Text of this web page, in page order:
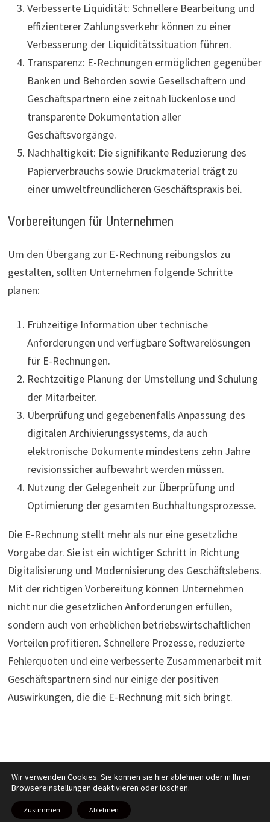
Verbesserte Liquidität: Schnellere Bearbeitung und
effizienterer Zahlungsverkehr können zu einer
Verbesserung der Liquiditätssituation führen.
Transparenz: E-Rechnungen ermöglichen gegenüber
Banken und Behörden sowie Gesellschaftern und
Geschäftspartnern eine zeitnah lückenlose und
transparente Dokumentation aller
Geschäftsvorgänge.
Nachhaltigkeit: Die signifikante Reduzierung des
Papierverbrauchs sowie Druckmaterial trägt zu
einer umweltfreundlicheren Geschäftspraxis bei.
Vorbereitungen für Unternehmen
Um den Übergang zur E-Rechnung reibungslos zu
gestalten, sollten Unternehmen folgende Schritte
planen:
Frühzeitige Information über technische
Anforderungen und verfügbare Softwarelösungen
für E-Rechnungen.
Rechtzeitige Planung der Umstellung und Schulung
der Mitarbeiter.
Überprüfung und gegebenenfalls Anpassung des
digitalen Archivierungssystems, da auch
elektronische Dokumente mindestens zehn Jahre
revisionssicher aufbewahrt werden müssen.
Nutzung der Gelegenheit zur Überprüfung und
Optimierung der gesamten Buchhaltungsprozesse.
Die E-Rechnung stellt mehr als nur eine gesetzliche
Vorgabe dar. Sie ist ein wichtiger Schritt in Richtung
Digitalisierung und Modernisierung des Geschäftslebens.
Mit der richtigen Vorbereitung können Unternehmen
nicht nur die gesetzlichen Anforderungen erfüllen,
sondern auch von erheblichen betriebswirtschaftlichen
Vorteilen profitieren. Schnellere Prozesse, reduzierte
Fehlerquoten und eine verbesserte Zusammenarbeit mit
Geschäftspartnern sind nur einige der positiven
Auswirkungen, die die E-Rechnung mit sich bringt.
Copyright © 2026
WordPressund Bam.
Wir verwenden Cookies. Sie können sie hier ablehnen oder in Ihren
Browsereinstellungen deaktivieren oder löschen.
Zustimmen Ablehnen